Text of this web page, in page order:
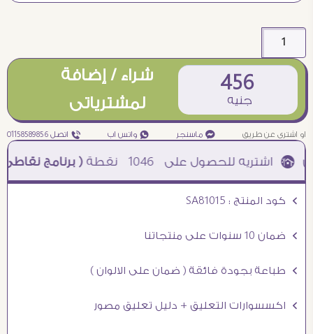
456
جنيه
شراء / إضافة
لمشترياتى
او اشترى عن طريق ¥ ماسنجر ₧ واتس اب ƒ اتصل 01158589856
1046 نقطة( برنامج نقاطى )à خصم 5% للعملاء الجدد à شحن مجانى عند الشراء ب 4000 جنيه à
Ö كود المنتج : SA81015
Ö ضمان 10 سنوات على منتجاتنا
Ö طباعة بجودة فائقة ( ضمان على الالوان )
Ö اكسسوارات التعليق + دليل تعليق مصور